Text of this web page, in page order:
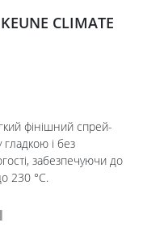
CLIMATE
фінішний спрей-
гладкою і без
забезпечуючи до
230 °C.